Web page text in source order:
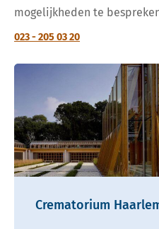
mogelijkheden te
023 - 205 03 20
Crematorium